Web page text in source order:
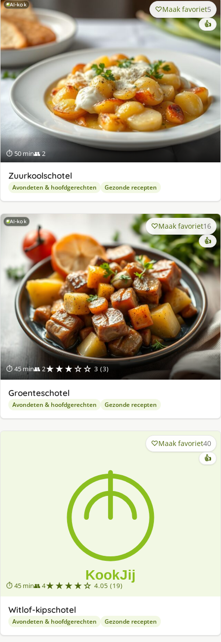
AI-kok
⏱ 50 min👥 2
Maak favoriet5
👍
Zuurkoolschotel
Avondeten & hoofdgerechten Gezonde recepten
AI-kok
⏱ 45 min👥 2★★★☆☆ 3 (3)
Maak favoriet16
👍
Groenteschotel
Avondeten & hoofdgerechten Gezonde recepten
⏱ 45 min👥 4★★★★☆ 4.05 (19)
Maak favoriet40
👍
Witlof-kipschotel
Avondeten & hoofdgerechten Gezonde recepten